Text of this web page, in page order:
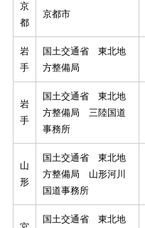
京
都
京都市
岩
手
国土交通省 東北地
方整備局
岩
手
国土交通省 東北地
方整備局 三陸国道
事務所
山
形
国土交通省 東北地
方整備局 山形河川
国道事務所
国土交通省 東北地